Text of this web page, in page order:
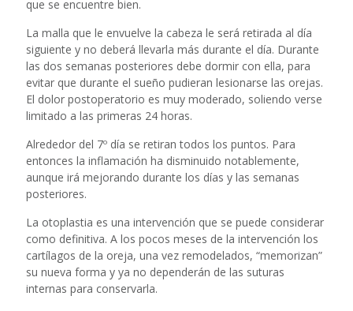
que se encuentre bien.
La malla que le envuelve la cabeza le será retirada al día
siguiente y no deberá llevarla más durante el día. Durante
las dos semanas posteriores debe dormir con ella, para
evitar que durante el sueño pudieran lesionarse las orejas.
El dolor postoperatorio es muy moderado, soliendo verse
limitado a las primeras 24 horas.
Alrededor del 7º día se retiran todos los puntos. Para
entonces la inflamación ha disminuido notablemente,
aunque irá mejorando durante los días y las semanas
posteriores.
La otoplastia es una intervención que se puede considerar
como definitiva. A los pocos meses de la intervención los
cartílagos de la oreja, una vez remodelados, “memorizan”
su nueva forma y ya no dependerán de las suturas
internas para conservarla.